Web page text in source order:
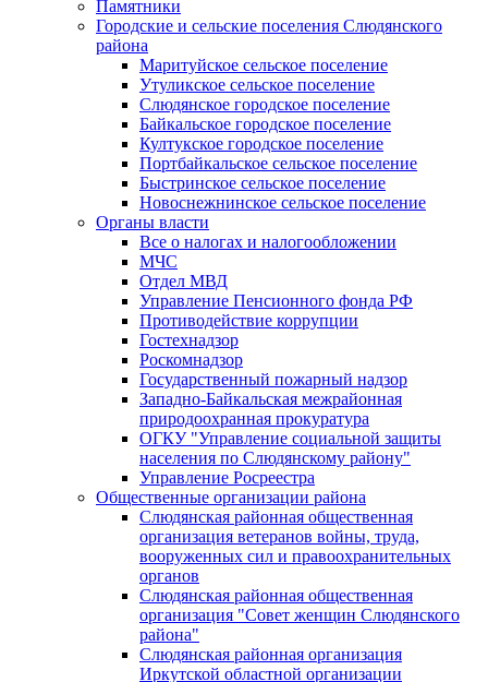
Памятники
Городские и сельские поселения Слюдянского
района
Маритуйское сельское поселение
Утуликское сельское поселение
Слюдянское городское поселение
Байкальское городское поселение
Култукское городское поселение
Портбайкальское сельское поселение
Быстринское сельское поселение
Новоснежнинское сельское поселение
Органы власти
Все о налогах и налогообложении
МЧС
Отдел МВД
Управление Пенсионного фонда РФ
Противодействие коррупции
Гостехнадзор
Роскомнадзор
Государственный пожарный надзор
Западно-Байкальская межрайонная
природоохранная прокуратура
ОГКУ "Управление социальной защиты
населения по Слюдянскому району"
Управление Росреестра
Общественные организации района
Слюдянская районная общественная
организация ветеранов войны, труда,
вооруженных сил и правоохранительных
органов
Слюдянская районная общественная
организация "Совет женщин Слюдянского
района"
Слюдянская районная организация
Иркутской областной организации